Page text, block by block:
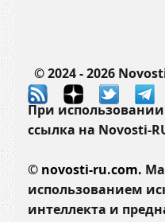
© 2024 - 2026
При
ссылка на
© novosti-ru.com.
использованием
интеллекта и